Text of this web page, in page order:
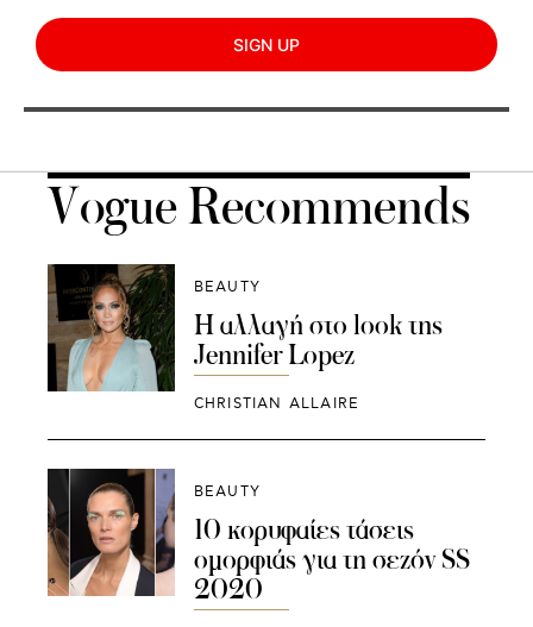
SIGN UP
Vogue Recommends
BEAUTY
Η αλλαγή στο look της
Jennifer Lopez
CHRISTIAN ALLAIRE
BEAUTY
10 κορυφαίες τάσεις
ομορφιάς για τη σεζόν SS
2020